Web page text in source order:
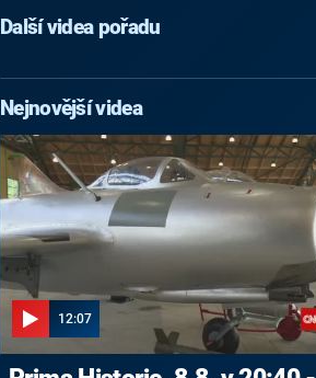
Další videa pořadu
Nejnovější videa
12:07